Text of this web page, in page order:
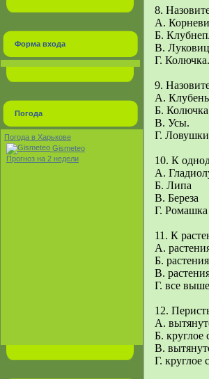
Форма входа
Погода
Погода в Харькове
Gismeteo
Прогноз на 2 недели
8.
А.
Б.
В.
Г. Колючка.
9.
А.
Б.
В. Усы.
Г.
10. К
А.
Б. Липа
В. Береза
Г. Ромашка
11. К
А.
Б.
В.
Г. все
12.
А.
Б. круглое
В.
Г. круглое